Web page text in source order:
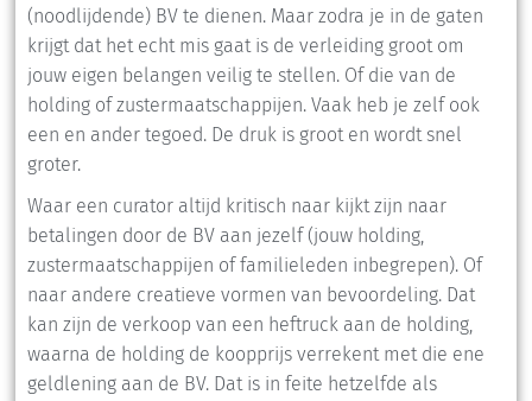
(noodlijdende) BV te dienen. Maar zodra je in de gaten
krijgt dat het echt mis gaat is de verleiding groot om
jouw eigen belangen veilig te stellen. Of die van de
holding of zustermaatschappijen. Vaak heb je zelf ook
een en ander tegoed. De druk is groot en wordt snel
groter.
Waar een curator altijd kritisch naar kijkt zijn naar
betalingen door de BV aan jezelf (jouw holding,
zustermaatschappijen of familieleden inbegrepen). Of
naar andere creatieve vormen van bevoordeling. Dat
kan zijn de verkoop van een heftruck aan de holding,
waarna de holding de koopprijs verrekent met die ene
geldlening aan de BV. Dat is in feite hetzelfde als